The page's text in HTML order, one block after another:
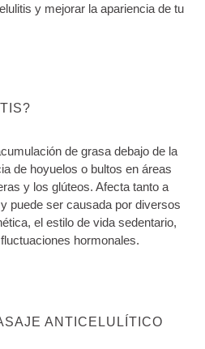
y mejorar la apariencia de tu
de grasa debajo de la
de hoyuelos o bultos en áreas
y los glúteos. Afecta tanto a
puede ser causada por diversos
el estilo de vida sedentario,
hormonales.
ANTICELULÍTICO